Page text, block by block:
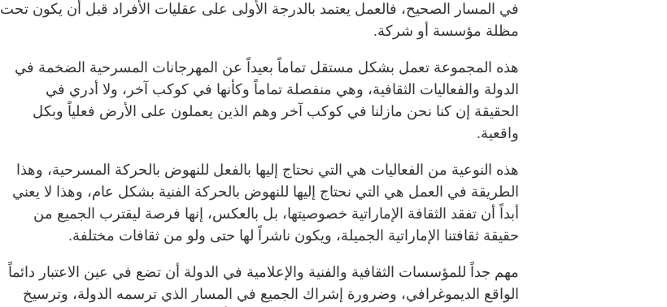
في المسار الصحيح، فالعمل يعتمد بالدرجة الأولى على عقليات الأفراد قبل أن يكون تحت
مظلة مؤسسة أو شركة.
هذه المجموعة تعمل بشكل مستقل تماماً بعيداً عن المهرجانات المسرحية الضخمة في
الدولة والفعاليات الثقافية، وهي منفصلة تماماً وكأنها في كوكب آخر، ولا أدري في
الحقيقة إن كنا نحن مازلنا في كوكب آخر وهم الذين يعملون على الأرض فعلياً وبكل
واقعية.
هذه النوعية من الفعاليات هي التي نحتاج إليها بالفعل للنهوض بالحركة المسرحية، وهذا
الطريقة في العمل هي التي نحتاج إليها للنهوض بالحركة الفنية بشكل عام، وهذا لا يعني
أبداً أن تفقد الثقافة الإماراتية خصوصيتها، بل بالعكس، إنها فرصة ليقترب الجميع من
حقيقة ثقافتنا الإماراتية الجميلة، ويكون ناشراً لها حتى ولو من ثقافات مختلفة.
مهم جداً للمؤسسات الثقافية والفنية والإعلامية في الدولة أن تضع في عين الاعتبار دائماً
الواقع الديموغرافي، وضرورة إشراك الجميع في المسار الذي ترسمه الدولة، وترسيخ